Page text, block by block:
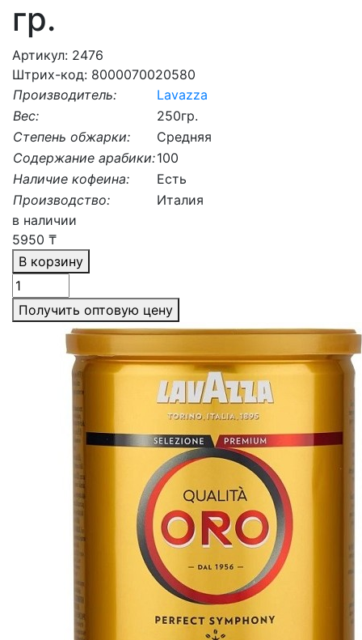
гр.
Артикул: 2476
Штрих-код: 8000070020580
Производитель:
Lavazza
Вес:
250гр.
Степень обжарки:
Средняя
Содержание арабики:100
Наличие кофеина:
Есть
Производство:
Италия
в наличии
5950 ₸
В корзину
Получить оптовую цену